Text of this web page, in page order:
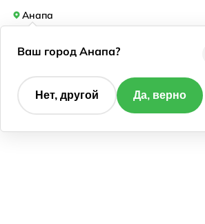
Анапа
Ваш город Анапа?
Нет, другой Да, верно